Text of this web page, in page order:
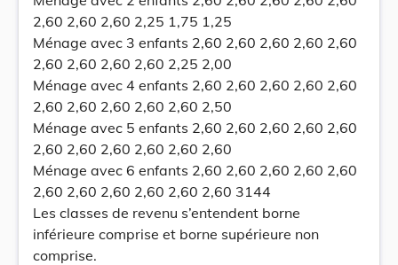
2,60 2,60 2,60 2,25 1,75 1,25
Ménage avec 3 enfants 2,60 2,60 2,60 2,60 2,60
2,60 2,60 2,60 2,60 2,25 2,00
Ménage avec 4 enfants 2,60 2,60 2,60 2,60 2,60
2,60 2,60 2,60 2,60 2,60 2,50
Ménage avec 5 enfants 2,60 2,60 2,60 2,60 2,60
2,60 2,60 2,60 2,60 2,60 2,60
Ménage avec 6 enfants 2,60 2,60 2,60 2,60 2,60
2,60 2,60 2,60 2,60 2,60 2,60 3144
Les classes de revenu s’entendent borne
inférieure comprise et borne supérieure non
comprise.